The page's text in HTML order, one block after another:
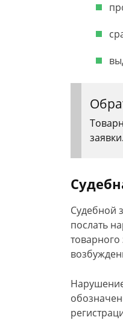
Судебной
послать